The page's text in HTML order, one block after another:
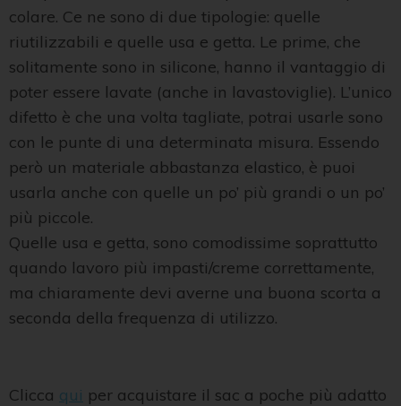
colare. Ce ne sono di due tipologie: quelle
riutilizzabili e quelle usa e getta. Le prime, che
solitamente sono in silicone, hanno il vantaggio di
poter essere lavate (anche in lavastoviglie). L’unico
difetto è che una volta tagliate, potrai usarle sono
con le punte di una determinata misura. Essendo
però un materiale abbastanza elastico, è puoi
usarla anche con quelle un po’ più grandi o un po’
più piccole.
Quelle usa e getta, sono comodissime soprattutto
quando lavoro più impasti/creme correttamente,
ma chiaramente devi averne una buona scorta a
seconda della frequenza di utilizzo.
Clicca qui per acquistare il sac a poche più adatto